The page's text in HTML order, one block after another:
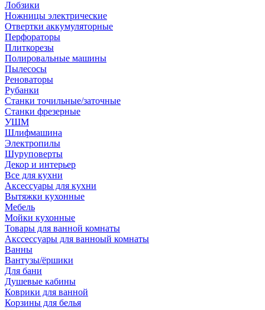
Лобзики
Ножницы электрические
Отвертки аккумуляторные
Перфораторы
Плиткорезы
Полировальные машины
Пылесосы
Реноваторы
Рубанки
Станки точильные/заточные
Станки фрезерные
УШМ
Шлифмашина
Электропилы
Шуруповерты
Декор и интерьер
Все для кухни
Аксессуары для кухни
Вытяжки кухонные
Мебель
Мойки кухонные
Товары для ванной комнаты
Акссессуары для ванноый комнаты
Ванны
Вантузы/ёршики
Для бани
Душевые кабины
Коврики для ванной
Корзины для белья